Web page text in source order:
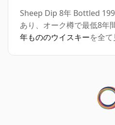
Sheep Dip 8年 Bottled
あり、オーク樽で最低8年
年もののウイスキーを全て